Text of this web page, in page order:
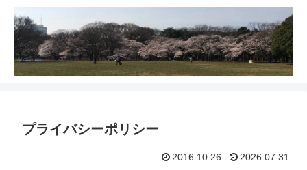
プライバシーポリシー
2016.10.26 2026.07.31